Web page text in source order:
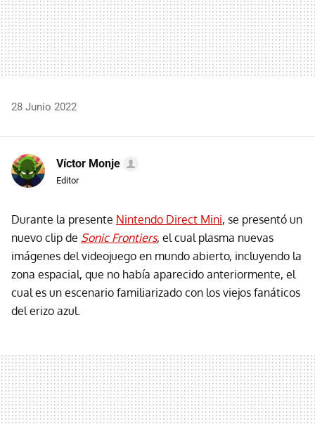
28 Junio 2022
Víctor Monje
Editor
Durante la presente Nintendo Direct Mini, se presentó un
nuevo clip de Sonic Frontiers, el cual plasma nuevas
imágenes del videojuego en mundo abierto, incluyendo la
zona espacial, que no había aparecido anteriormente, el
cual es un escenario familiarizado con los viejos fanáticos
del erizo azul.